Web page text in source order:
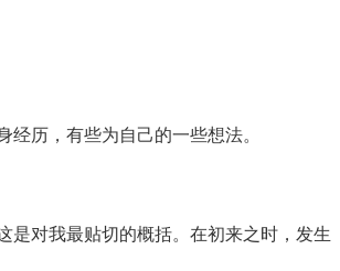
历，有些为自己的一些想法。
是对我最贴切的概括。在初来之时，发生